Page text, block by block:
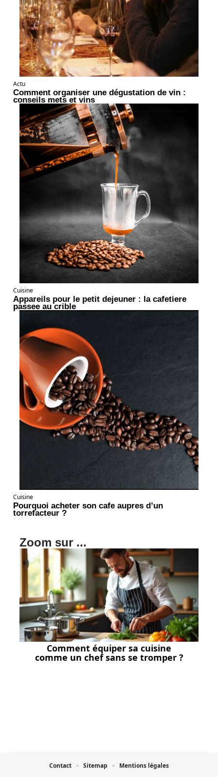
Actu
Comment organiser une dégustation de vin :
conseils mets et vins
Cuisine
Appareils pour le petit dejeuner : la cafetiere
passee au crible
Cuisine
Pourquoi acheter son cafe aupres d’un
torrefacteur ?
Zoom sur ...
Comment équiper sa cuisine
comme un chef sans se tromper ?
Contact Sitemap Mentions légales